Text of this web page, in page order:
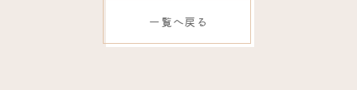
一覧へ戻る